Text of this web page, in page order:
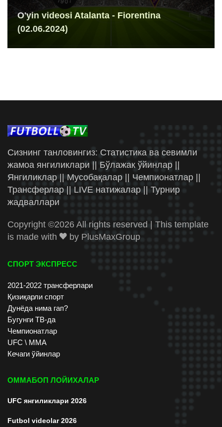
O'yin videosi Atalanta - Fiorentina
(02.06.2024)
Сизнинг танловингиз: Статистика ва севимли
жамоа янгиликлари || Бўлажак ўйинлар ||
Янгиликлар || Мусобақалар || Чемпионатлар ||
Трансферлар || LIVE натижалар || Турнир
жадваллари
Copyright ©2026 All rights reserved | This template
is made with
by PlusMaxGroup
СПОРТ ЭКСПРЕСС
2021-2022 трансферлари
Қизиқарли спорт
Дунёда нима гап?
Бугунги ТВ-да
Чемпионатлар
UFC \ ММА
Кечаги ўйинлар
ОММАБОП ЛОЙИХАЛАР
UFC янгиликлари 2026
Futbol videolar 2026